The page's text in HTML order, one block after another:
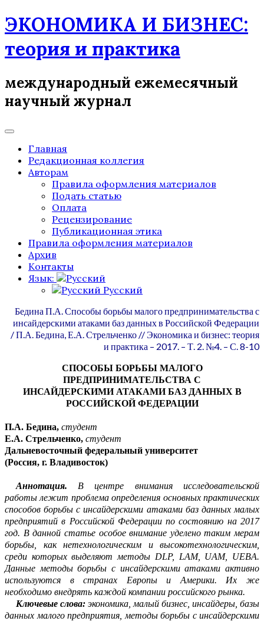
Skip
to
ЭКОНОМИКА И БИЗНЕС:
теория и практика
международный ежемесячный
научный журнал
Главная
Редакционная коллегия
Авторам
Правила оформления материалов
Подать статью
Оплата
Рецензирование
Публикационная этика
Правила оформления материалов
Архив
Контакты
Язык:
Русский
Бедина П.А. Способы борьбы малого предпринимательства с
инсайдерскими атаками баз данных в Российской Федерации
/П.А. Бедина, Е.А. Стрельченко // Экономика и бизнес: теория
и практика – 2017. – Т. 2. №4. – С. 8-10
СПОСОБЫ БОРЬБЫ МАЛОГО
ПРЕДПРИНИМАТЕЛЬСТВА С
ИНСАЙДЕРСКИМИ АТАКАМИ БАЗ ДАННЫХ В
РОССИЙСКОЙ ФЕДЕРАЦИИ
П.А. Бедина, студент
Е.А. Стрельченко, студент
Дальневосточный федеральный университет
(Россия, г. Владивосток)
Аннотация. В центре внимания исследовательской
работы лежит проблема определения основных практических
способов борьбы с инсайдерскими атаками баз данных малых
предприятий в Российской Федерации по состоянию на 2017
год. В данной статье особое внимание уделено таким мерам
борьбы, как нетехнологическим и высокотехнологическим,
среди которых выделяют методы DLP, LAM, UAM, UEBA.
Данные методы борьбы с инсайдерскими атаками активно
используются в странах Европы и Америки. Их же
необходимо внедрять каждой компании российского рынка.
Ключевые слова: экономика, малый бизнес, инсайдеры, базы
данных малого предприятия, методы борьбы с инсайдерскими